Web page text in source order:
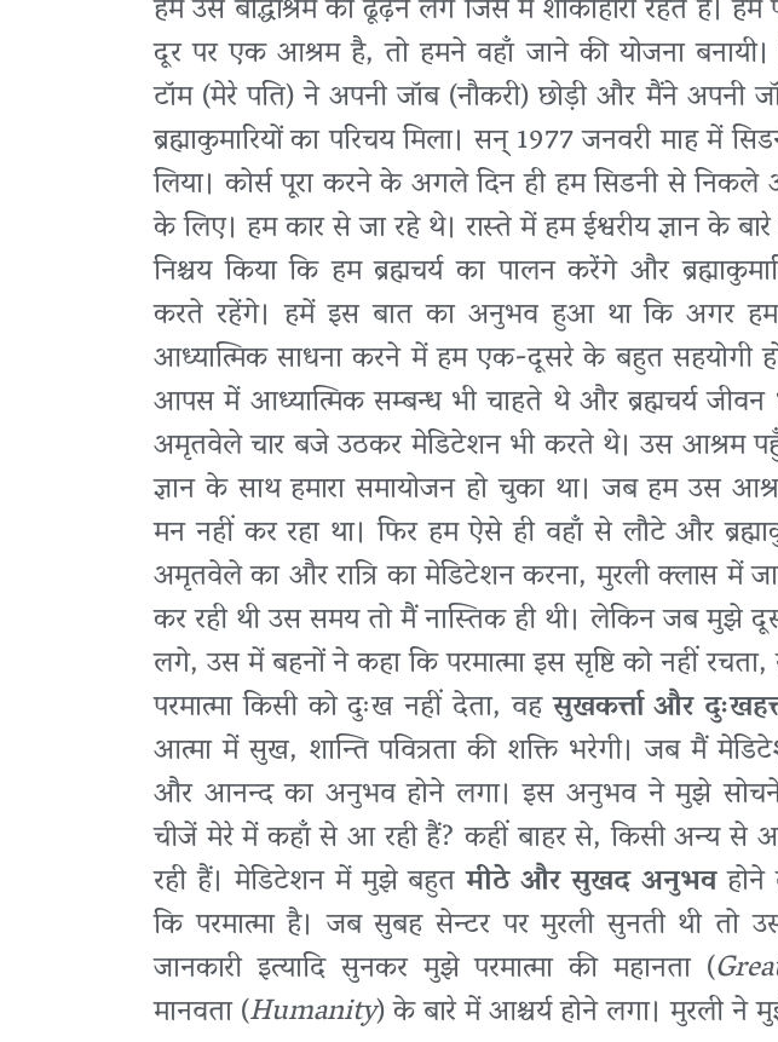
हम उस बौद्धाश्रम को ढूँढ़ने लगे जिस में शाकाहारी रहते हैं।
दूर पर एक आश्रम है, तो हमने वहाँ जाने की योजना
टॉम (मेरे पति) ने अपनी जॉब (नौकरी) छोड़ी और मैंने अपनी
ब्रह्माकुमारियों का परिचय मिला। सन् 1977 जनवरी माह में
लिया। कोर्स पूरा करने के अगले दिन ही हम सिडनी से
के लिए। हम कार से जा रहे थे। रास्ते में हम ईश्वरीय ज्ञान के
निश्चय किया कि हम ब्रह्मचर्य का पालन करेंगे और
करते रहेंगे। हमें इस बात का अनुभव हुआ था कि अगर हम
आध्यात्मिक साधना करने में हम एक-दूसरे के बहुत सहयोगी
आपस में आध्यात्मिक सम्बन्ध भी चाहते थे और ब्रह्मचर्य
अमृतवेले चार बजे उठकर मेडिटेशन भी करते थे। उस आश्रम
ज्ञान के साथ हमारा समायोजन हो चुका था। जब हम उस
मन नहीं कर रहा था। फिर हम ऐसे ही वहाँ से लौटे और
अमृतवेले का और रात्रि का मेडिटेशन करना, मुरली क्लास में
कर रही थी उस समय तो मैं नास्तिक ही थी। लेकिन जब मुझे
लगे, उस में बहनों ने कहा कि परमात्मा इस सृष्टि को नहीं रचता,
परमात्मा किसी को दुःख नहीं देता, वहसुखकर्त्ता और
आत्मा में सुख, शान्ति पवित्रता की शक्ति भरेगी। जब मैं
और आनन्द का अनुभव होने लगा। इस अनुभव ने मुझे
चीजें मेरे में कहाँ से आ रही हैं? कहीं बाहर से, किसी अन्य से
रही हैं। मेडिटेशन में मुझे बहुतमीठे और सुखद अनुभवहोने
कि परमात्मा है। जब सुबह सेन्टर पर मुरली सुनती थी
जानकारी इत्यादि सुनकर मुझे परमात्मा की महानता (
मानवता (Humanity) के बारे में आश्चर्य होने लगा। मुरली ने